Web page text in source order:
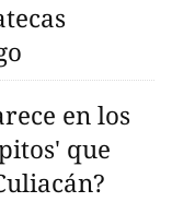
en los
que